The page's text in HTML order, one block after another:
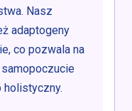
Nasz
adaptogeny
co pozwala na